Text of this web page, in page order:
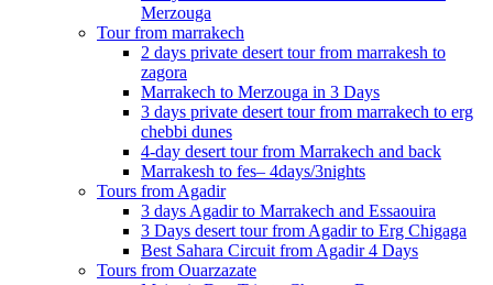
Merzouga
Tour from marrakech
2 days private desert tour from marrakesh to
zagora
Marrakech to Merzouga in 3 Days
3 days private desert tour from marrakech to erg
chebbi dunes
4-day desert tour from Marrakech and back
Marrakesh to fes– 4days/3nights
Tours from Agadir
3 days Agadir to Marrakech and Essaouira
3 Days desert tour from Agadir to Erg Chigaga
Best Sahara Circuit from Agadir 4 Days
Tours from Ouarzazate